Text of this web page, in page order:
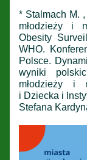
* Stalmach M.
młodzieży i
Obesity
WHO.
Polsce.
wyniki
młodzieży i
i Dziecka i
Stefana